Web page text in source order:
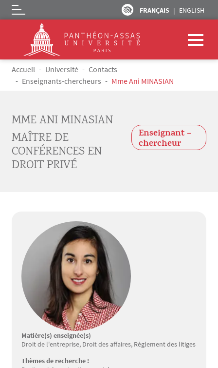
Aller au contenu principal
FRANÇAIS ENGLISH
Logo
Fil d'Ariane
Accueil Université
Contacts
Enseignants-chercheurs
Mme Ani MINASIAN
MME ANI MINASIAN
MAÎTRE DE
CONFÉRENCES EN
DROIT PRIVÉ
Enseignant –
chercheur
Matière(s) enseignée(s)
Droit de l'entreprise, Droit des affaires, Règlement des litiges
Thèmes de recherche :